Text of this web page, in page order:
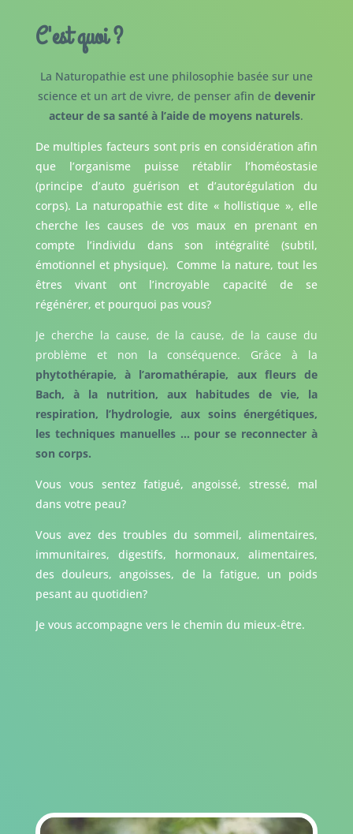
C'est quoi ?
La Naturopathie est une philosophie basée sur une
science et un art de vivre, de penser afin de devenir
acteur de sa santé à l’aide de moyens naturels.
De multiples facteurs sont pris en considération afin
que l’organisme puisse rétablir l’homéostasie
(principe d’auto guérison et d’autorégulation du
corps). La naturopathie est dite « hollistique », elle
cherche les causes de vos maux en prenant en
compte l’individu dans son intégralité (subtil,
émotionnel et physique). Comme la nature, tout les
êtres vivant ont l’incroyable capacité de se
régénérer, et pourquoi pas vous?
Je cherche la cause, de la cause, de la cause du
problème et non la conséquence. Grâce à la
phytothérapie, à l’aromathérapie, aux fleurs de
Bach, à la nutrition, aux habitudes de vie, la
respiration, l’hydrologie, aux soins énergétiques,
les techniques manuelles … pour se reconnecter à
son corps.
Vous vous sentez fatigué, angoissé, stressé, mal
dans votre peau?
Vous avez des troubles du sommeil, alimentaires,
immunitaires, digestifs, hormonaux, alimentaires,
des douleurs, angoisses, de la fatigue, un poids
pesant au quotidien?
Je vous accompagne vers le chemin du mieux-être.